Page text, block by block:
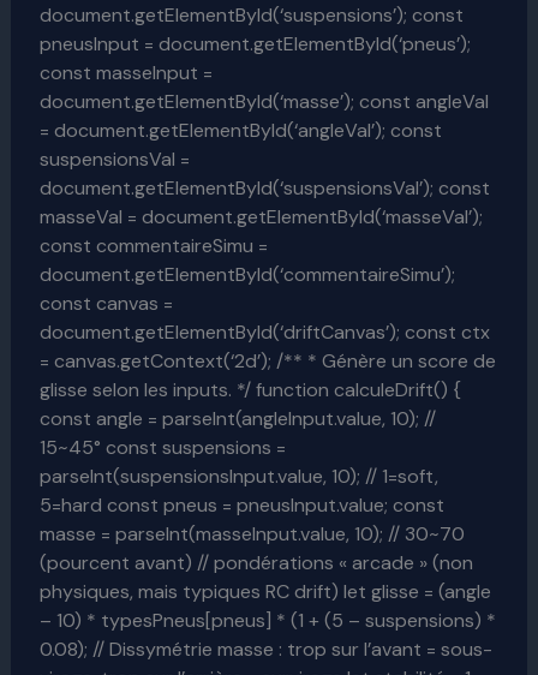
document.getElementById(‘suspensions’); const
pneusInput = document.getElementById(‘pneus’);
const masseInput =
document.getElementById(‘masse’); const angleVal
= document.getElementById(‘angleVal’); const
suspensionsVal =
document.getElementById(‘suspensionsVal’); const
masseVal = document.getElementById(‘masseVal’);
const commentaireSimu =
document.getElementById(‘commentaireSimu’);
const canvas =
document.getElementById(‘driftCanvas’); const ctx
= canvas.getContext(‘2d’); /** * Génère un score de
glisse selon les inputs. */ function calculeDrift() {
const angle = parseInt(angleInput.value, 10); //
15~45° const suspensions =
parseInt(suspensionsInput.value, 10); // 1=soft,
5=hard const pneus = pneusInput.value; const
masse = parseInt(masseInput.value, 10); // 30~70
(pourcent avant) // pondérations « arcade » (non
physiques, mais typiques RC drift) let glisse = (angle
– 10) * typesPneus[pneus] * (1 + (5 – suspensions) *
0.08); // Dissymétrie masse : trop sur l’avant = sous-